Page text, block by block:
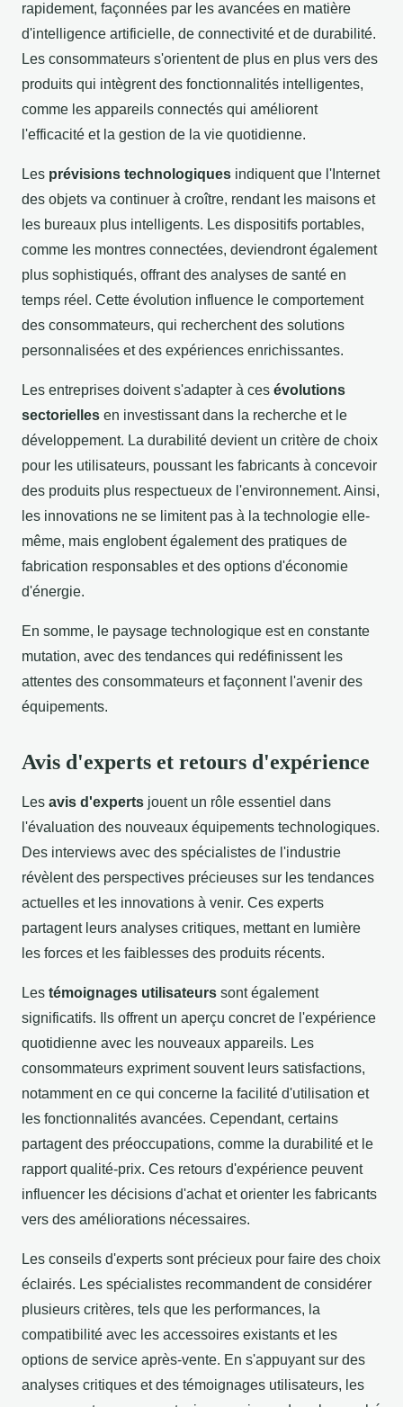
rapidement, façonnées par les avancées en matière
d'intelligence artificielle, de connectivité et de durabilité.
Les consommateurs s'orientent de plus en plus vers des
produits qui intègrent des fonctionnalités intelligentes,
comme les appareils connectés qui améliorent
l'efficacité et la gestion de la vie quotidienne.
Les prévisions technologiques indiquent que l'Internet
des objets va continuer à croître, rendant les maisons et
les bureaux plus intelligents. Les dispositifs portables,
comme les montres connectées, deviendront également
plus sophistiqués, offrant des analyses de santé en
temps réel. Cette évolution influence le comportement
des consommateurs, qui recherchent des solutions
personnalisées et des expériences enrichissantes.
Les entreprises doivent s'adapter à ces évolutions
sectorielles en investissant dans la recherche et le
développement. La durabilité devient un critère de choix
pour les utilisateurs, poussant les fabricants à concevoir
des produits plus respectueux de l'environnement. Ainsi,
les innovations ne se limitent pas à la technologie elle-
même, mais englobent également des pratiques de
fabrication responsables et des options d'économie
d'énergie.
En somme, le paysage technologique est en constante
mutation, avec des tendances qui redéfinissent les
attentes des consommateurs et façonnent l'avenir des
équipements.
Avis d'experts et retours d'expérience
Les avis d'experts jouent un rôle essentiel dans
l'évaluation des nouveaux équipements technologiques.
Des interviews avec des spécialistes de l'industrie
révèlent des perspectives précieuses sur les tendances
actuelles et les innovations à venir. Ces experts
partagent leurs analyses critiques, mettant en lumière
les forces et les faiblesses des produits récents.
Les témoignages utilisateurs sont également
significatifs. Ils offrent un aperçu concret de l'expérience
quotidienne avec les nouveaux appareils. Les
consommateurs expriment souvent leurs satisfactions,
notamment en ce qui concerne la facilité d'utilisation et
les fonctionnalités avancées. Cependant, certains
partagent des préoccupations, comme la durabilité et le
rapport qualité-prix. Ces retours d'expérience peuvent
influencer les décisions d'achat et orienter les fabricants
vers des améliorations nécessaires.
Les conseils d'experts sont précieux pour faire des choix
éclairés. Les spécialistes recommandent de considérer
plusieurs critères, tels que les performances, la
compatibilité avec les accessoires existants et les
options de service après-vente. En s'appuyant sur des
analyses critiques et des témoignages utilisateurs, les